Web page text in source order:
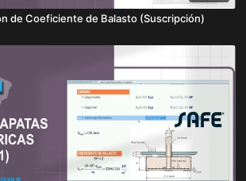
de Coeficiente de Balasto (Suscripción)